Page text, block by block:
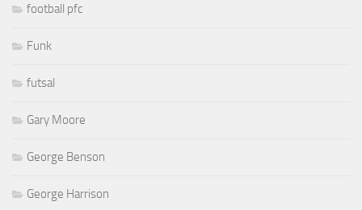
football pfc
Funk
futsal
Gary Moore
George Benson
George Harrison